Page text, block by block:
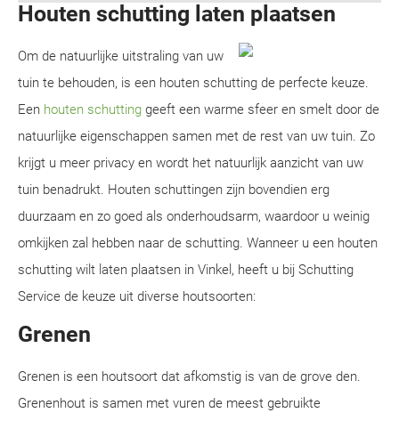
Houten schutting laten plaatsen
Om de natuurlijke uitstraling van uw
tuin te behouden, is een houten schutting de perfecte keuze.
Een houten schutting geeft een warme sfeer en smelt door de
natuurlijke eigenschappen samen met de rest van uw tuin. Zo
krijgt u meer privacy en wordt het natuurlijk aanzicht van uw
tuin benadrukt. Houten schuttingen zijn bovendien erg
duurzaam en zo goed als onderhoudsarm, waardoor u weinig
omkijken zal hebben naar de schutting. Wanneer u een houten
schutting wilt laten plaatsen in Vinkel, heeft u bij Schutting
Service de keuze uit diverse houtsoorten:
Grenen
Grenen is een houtsoort dat afkomstig is van de grove den.
Grenenhout is samen met vuren de meest gebruikte